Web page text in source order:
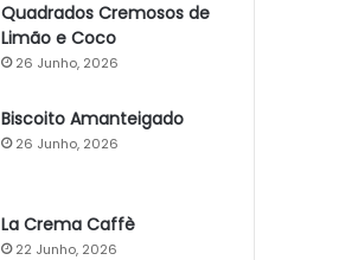
Quadrados Cremosos de
Limão e Coco
26 Junho, 2026
Biscoito Amanteigado
26 Junho, 2026
La Crema Caffè
22 Junho, 2026